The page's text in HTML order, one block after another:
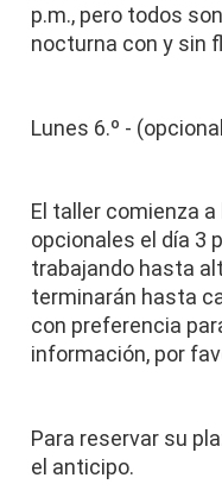
p.m., pero todos
nocturna con y sin
Lunes 6.º -
El taller comienza
opcionales el día 3
trabajando hasta
terminarán hasta
con preferencia
información, por
Para reservar su
el anticipo.